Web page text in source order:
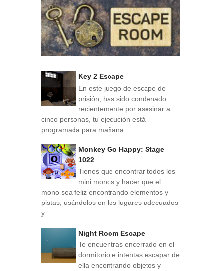
Key 2 Escape
En este juego de escape de
prisión, has sido condenado
recientemente por asesinar a
cinco personas, tu ejecución está
programada para mañana...
Monkey Go Happy: Stage
1022
Tienes que encontrar todos los
mini monos y hacer que el
mono sea feliz encontrando elementos y
pistas, usándolos en los lugares adecuados
y...
Night Room Escape
Te encuentras encerrado en el
dormitorio e intentas escapar de
ella encontrando objetos y